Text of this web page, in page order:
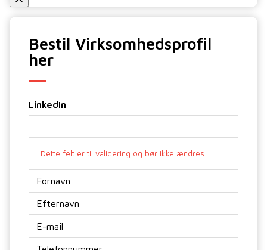
Bestil Virksomhedsprofil
her
LinkedIn
Dette felt er til validering og bør ikke ændres.
mail*